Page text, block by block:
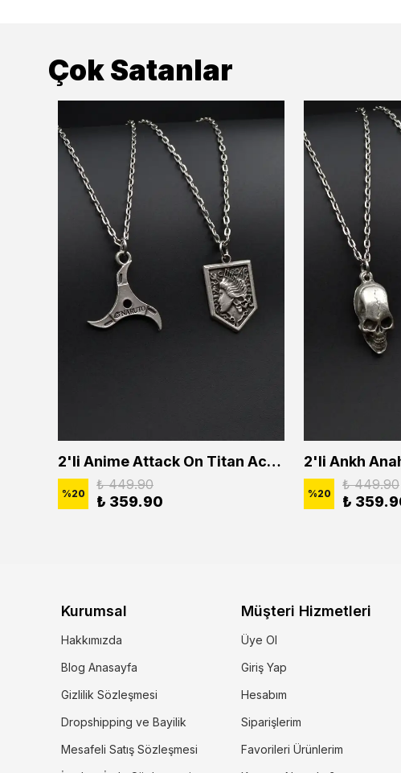
Çok Satanlar
2'li Anime Attack On Titan Acrylic Maria Anime Naruto Erkek Kadın Kolye Seti
%20
₺ 449.90
₺ 359.90 %20
₺ 449.90
₺
Kurumsal
Hakkımızda
Blog Anasayfa
Gizlilik Sözleşmesi
Dropshipping ve Bayilik
Mesafeli Satış Sözleşmesi
Müşteri Hizmetleri
Üye Ol
Giriş Yap
Hesabım
Siparişlerim
Favorileri Ürünlerim